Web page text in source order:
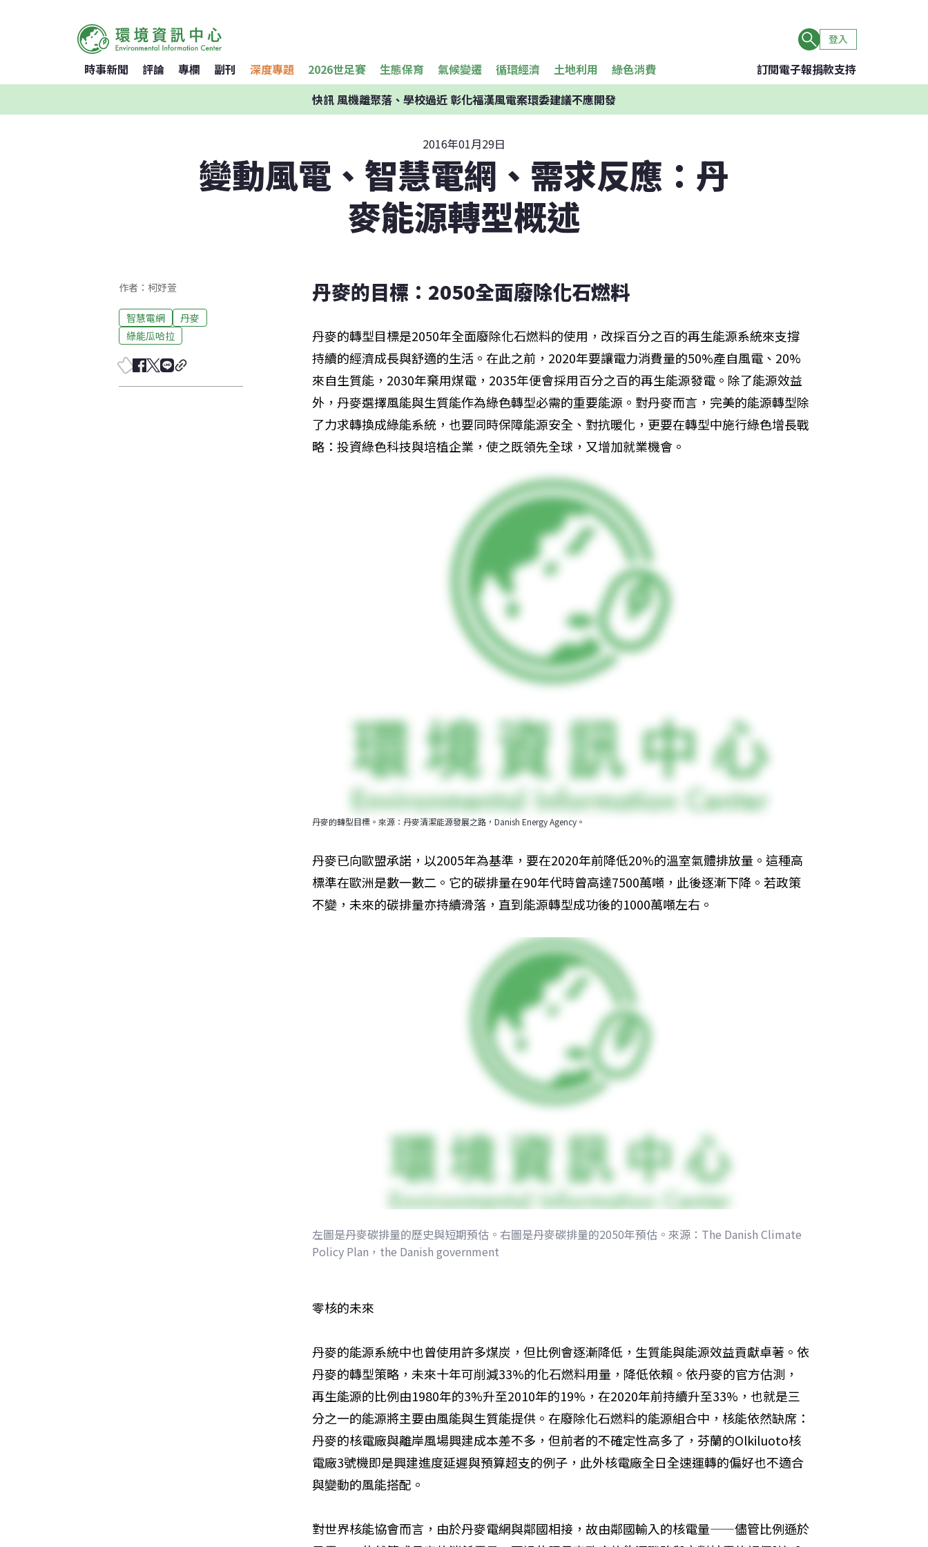
登入
時事新聞 評論 專欄 副刊 深度專題 2026世足賽 生態保育 氣候變遷 循環經濟 土地利用 綠色消費 訂閱電子報捐款支持
快訊風機離聚落、學校過近 彰化福漢風電案環委建議不應開發
2016年01月29日
變動風電、智慧電網、需求反應：丹
麥能源轉型概述
作者：柯妤萱
智慧電網
丹麥
綠能瓜哈拉
丹麥的目標：2050全面廢除化石燃料
丹麥的轉型目標是2050年全面廢除化石燃料的使用，改採百分之百的再生能源系統來支撐
持續的經濟成長與舒適的生活。在此之前，2020年要讓電力消費量的50%產自風電、20%
來自生質能，2030年棄用煤電，2035年便會採用百分之百的再生能源發電。除了能源效益
外，丹麥選擇風能與生質能作為綠色轉型必需的重要能源。對丹麥而言，完美的能源轉型除
了力求轉換成綠能系統，也要同時保障能源安全、對抗暖化，更要在轉型中施行綠色增長戰
略：投資綠色科技與培植企業，使之既領先全球，又增加就業機會。
丹麥的轉型目標。來源：丹麥清潔能源發展之路，Danish Energy Agency。
丹麥已向歐盟承諾，以2005年為基準，要在2020年前降低20%的溫室氣體排放量。這種高
標準在歐洲是數一數二。它的碳排量在90年代時曾高達7500萬噸，此後逐漸下降。若政策
不變，未來的碳排量亦持續滑落，直到能源轉型成功後的1000萬噸左右。
左圖是丹麥碳排量的歷史與短期預估。右圖是丹麥碳排量的2050年預估。來源：The Danish Climate
Policy Plan，the Danish government
零核的未來
丹麥的能源系統中也曾使用許多煤炭，但比例會逐漸降低，生質能與能源效益貢獻卓著。依
丹麥的轉型策略，未來十年可削減33%的化石燃料用量，降低依賴。依丹麥的官方估測，
再生能源的比例由1980年的3%升至2010年的19%，在2020年前持續升至33%，也就是三
分之一的能源將主要由風能與生質能提供。在廢除化石燃料的能源組合中，核能依然缺席：
丹麥的核電廠與離岸風場興建成本差不多，但前者的不確定性高多了，芬蘭的Olkiluoto核
電廠3號機即是興建進度延遲與預算超支的例子，此外核電廠全日全速運轉的偏好也不適合
與變動的風能搭配。
對世界核能協會而言，由於丹麥電網與鄰國相接，故由鄰國輸入的核電量——儘管比例遜於